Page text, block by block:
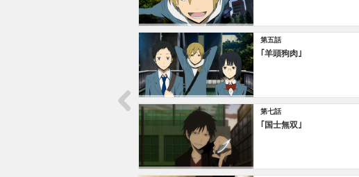
第五話
｢羊頭狗肉｣
第七話
｢国士無双｣